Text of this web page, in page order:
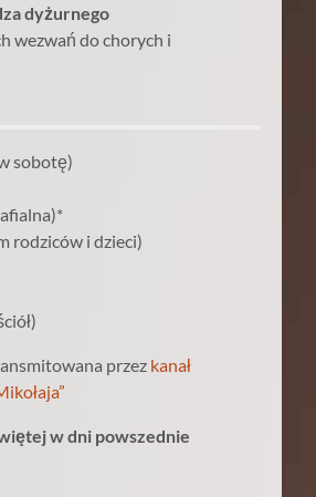
dyżurnego
wezwań do chorych i
sobotę)
rodziców i dzieci)
przez kanał
w dni powszednie